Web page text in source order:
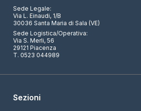
Sede Legale:
Via L. Einaudi, 1/B
30036 Santa Maria di Sala (VE)
Sede Logistica/Operativa:
Via S. Merli, 56
29121 Piacenza
T. 0523 044989
Sezioni